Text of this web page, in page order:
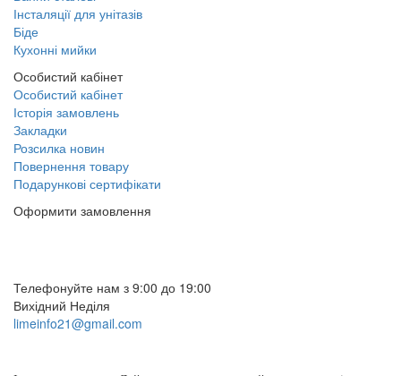
Інсталяції для унітазів
Біде
Кухонні мийки
Особистий кабінет
Особистий кабінет
Історія замовлень
Закладки
Розсилка новин
Повернення товару
Подарункові сертифікати
Оформити замовлення
Телефонуйте нам з 9:00 до 19:00
Вихідний Неділя
limeinfo21@gmail.com